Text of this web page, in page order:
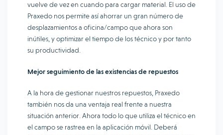
vuelve de vez en cuando para cargar material. El uso de
Praxedo nos permite así ahorrar un gran número de
desplazamientos a oficina/campo que ahora son
inútiles, y optimizar el tiempo de los técnico y por tanto
su productividad.
Mejor seguimiento de las existencias de repuestos
A la hora de gestionar nuestros repuestos, Praxedo
también nos da una ventaja real frente a nuestra
situación anterior. Ahora todo lo que utiliza el técnico en
el campo se rastrea en la aplicación móvil. Deberá